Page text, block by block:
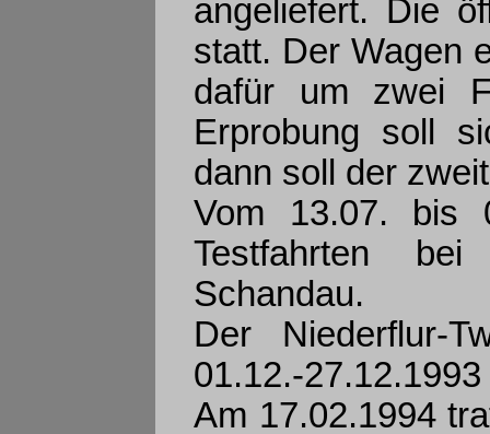
angeliefert. Die
statt. Der Wagen
dafür um zwei
Erprobung soll
dann soll der
Vom 13.07. bis
Testfahrten
Schandau.
Der Niederflur-
01.12.-
Am 17.02.1994